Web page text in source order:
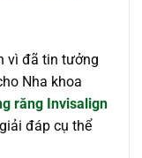
vì đã tin tưởng
Nha khoa
răng Invisalign
đáp cụ thể